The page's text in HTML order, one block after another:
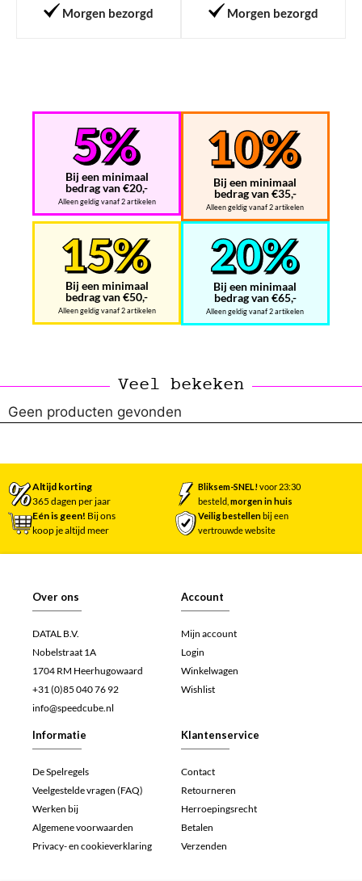
Morgen bezorgd Morgen bezorgd
Bij een minimaal
bedrag van €20,-
Alleen geldig vanaf 2 artikelen
Bij een minimaal
bedrag van €35,-
Alleen geldig vanaf 2 artikelen
Bij een minimaal
bedrag van €50,-
Alleen geldig vanaf 2 artikelen
Bij een minimaal
bedrag van €65,-
Alleen geldig vanaf 2 artikelen
Veel bekeken
Geen producten gevonden
Altijd korting
365 dagen per jaar
Bliksem-SNEL!voor 23:30
besteld,morgen in huis
Eén is geen! Bij ons
koop je altijd meer
Veilig bestellen bij een
vertrouwde website
Over ons
DATAL B.V.
Nobelstraat 1A
1704 RM Heerhugowaard
+31 (0)85 040 76 92
info@speedcube.nl
Account
Mijn account
Login
Winkelwagen
Wishlist
Informatie
De Spelregels
Veelgestelde vragen (FAQ)
Werken bij
Algemene voorwaarden
Privacy- en cookieverklaring
Klantenservice
Contact
Retourneren
Herroepingsrecht
Betalen
Verzenden